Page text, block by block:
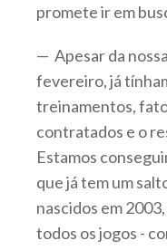
promete ir em
— Apesar da
fevereiro, já
treinamentos,
contratados e o
Estamos
que já tem um
nascidos em
todos os jogos -